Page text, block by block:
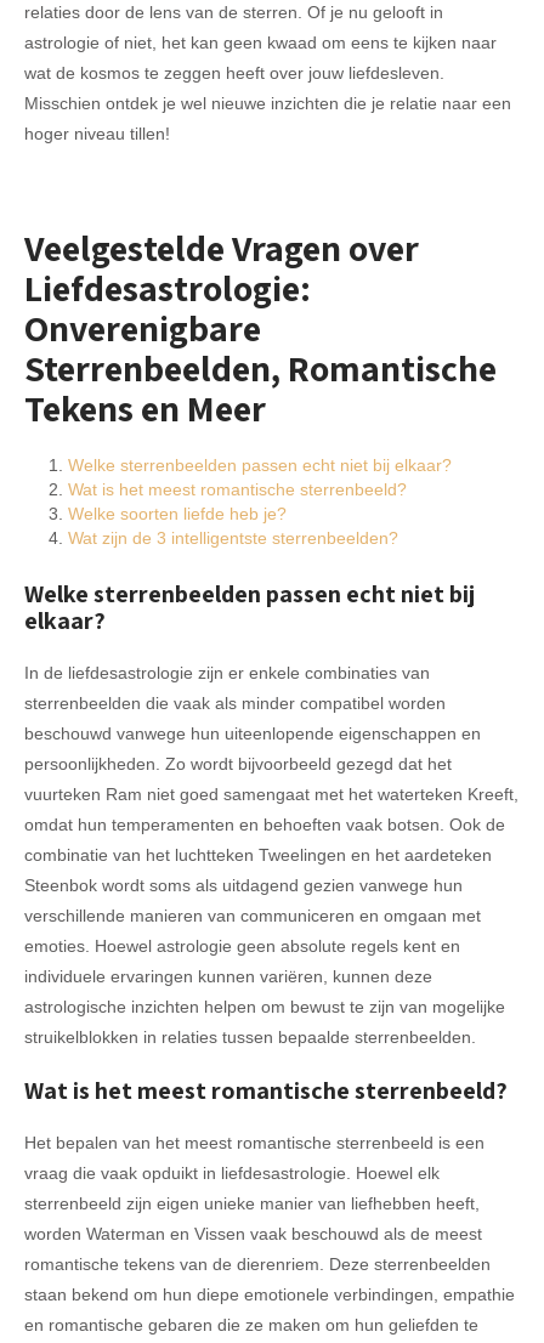
relaties door de lens van de sterren. Of je nu gelooft in
astrologie of niet, het kan geen kwaad om eens te kijken naar
wat de kosmos te zeggen heeft over jouw liefdesleven.
Misschien ontdek je wel nieuwe inzichten die je relatie naar een
hoger niveau tillen!
Veelgestelde Vragen over
Liefdesastrologie:
Onverenigbare
Sterrenbeelden, Romantische
Tekens en Meer
Welke sterrenbeelden passen echt niet bij elkaar?
Wat is het meest romantische sterrenbeeld?
Welke soorten liefde heb je?
Wat zijn de 3 intelligentste sterrenbeelden?
Welke sterrenbeelden passen echt niet bij
elkaar?
In de liefdesastrologie zijn er enkele combinaties van
sterrenbeelden die vaak als minder compatibel worden
beschouwd vanwege hun uiteenlopende eigenschappen en
persoonlijkheden. Zo wordt bijvoorbeeld gezegd dat het
vuurteken Ram niet goed samengaat met het waterteken Kreeft,
omdat hun temperamenten en behoeften vaak botsen. Ook de
combinatie van het luchtteken Tweelingen en het aardeteken
Steenbok wordt soms als uitdagend gezien vanwege hun
verschillende manieren van communiceren en omgaan met
emoties. Hoewel astrologie geen absolute regels kent en
individuele ervaringen kunnen variëren, kunnen deze
astrologische inzichten helpen om bewust te zijn van mogelijke
struikelblokken in relaties tussen bepaalde sterrenbeelden.
Wat is het meest romantische sterrenbeeld?
Het bepalen van het meest romantische sterrenbeeld is een
vraag die vaak opduikt in liefdesastrologie. Hoewel elk
sterrenbeeld zijn eigen unieke manier van liefhebben heeft,
worden Waterman en Vissen vaak beschouwd als de meest
romantische tekens van de dierenriem. Deze sterrenbeelden
staan bekend om hun diepe emotionele verbindingen, empathie
en romantische gebaren die ze maken om hun geliefden te